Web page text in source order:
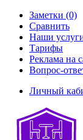
Заметки (0)
Сравнить
Наши
Тарифы
Реклама на
Вопрос-
Личный